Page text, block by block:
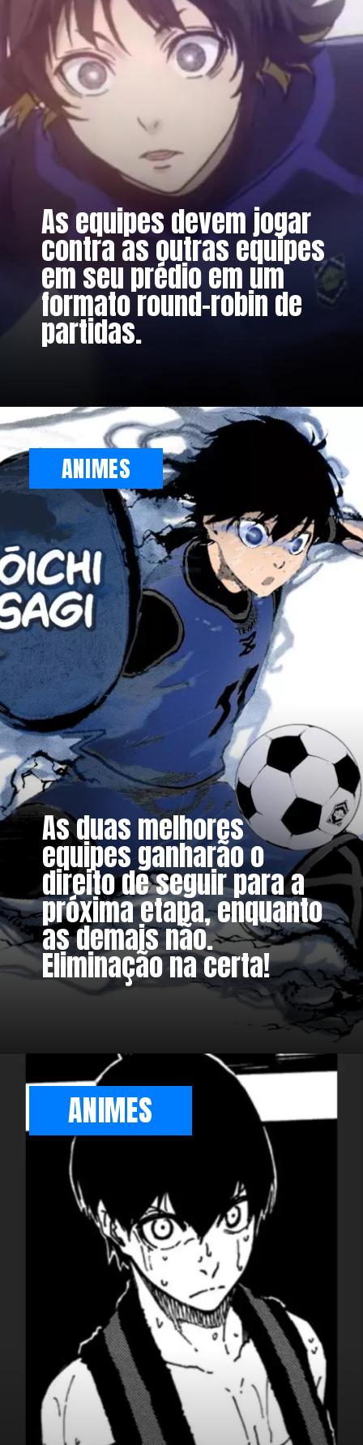
As equipes devem jogar
contra as outras equipes
em seu prédio em um
formato round-robin de
partidas.
As duas melhores
equipes ganharão o
direito de seguir para a
próxima etapa, enquanto
as demais não.
Eliminação na certa!
ANIMES
ANIMES